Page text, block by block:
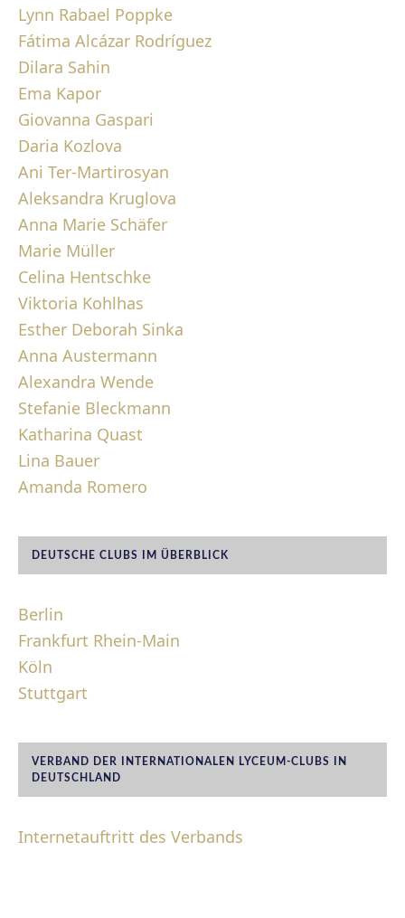
Lynn Rabael Poppke
Fátima Alcázar Rodríguez
Dilara Sahin
Ema Kapor
Giovanna Gaspari
Daria Kozlova
Ani Ter-Martirosyan
Aleksandra Kruglova
Anna Marie Schäfer
Marie Müller
Celina Hentschke
Viktoria Kohlhas
Esther Deborah Sinka
Anna Austermann
Alexandra Wende
Stefanie Bleckmann
Katharina Quast
Lina Bauer
Amanda Romero
DEUTSCHE CLUBS IM ÜBERBLICK
Berlin
Frankfurt Rhein-Main
Köln
Stuttgart
VERBAND DER INTERNATIONALEN LYCEUM-CLUBS IN
DEUTSCHLAND
Internetauftritt des Verbands